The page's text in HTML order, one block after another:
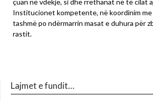
çuan në vdekje, si dhe rrethanat në të cilat
Institucionet kompetente, në koordinim
tashmë po ndërmarrin masat e duhura për
rastit.
Lajmet e fundit…